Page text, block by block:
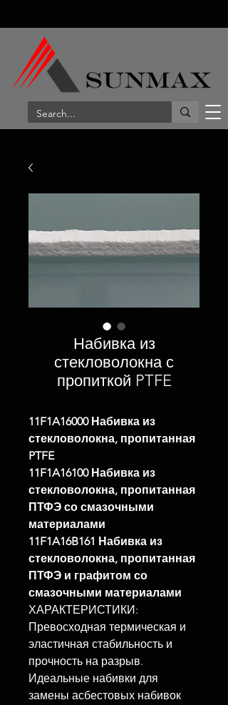
Набивка из
стекловолокна с
пропиткой PTFE
11F1A16000 Набивка из
стекловолокна, пропитанная
PTFE
11F1A16100 Набивка из
стекловолокна, пропитанная
ПТФЭ со смазочными
материалами
11F1A16B161 Набивка из
стекловолокна, пропитанная
ПТФЭ и графитом со
смазочными материалами
ХАРАКТЕРИСТИКИ:
Превосходная термическая и
эластичная стабильность и
прочность на разрыв.
Идеальные набивки для
замены асбестовых набивок